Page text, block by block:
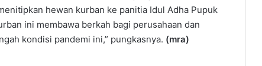
hewan kurban ke panitia Idul Adha Pupuk
ini membawa berkah bagi perusahaan dan
kondisi pandemi ini,” pungkasnya. (mra)